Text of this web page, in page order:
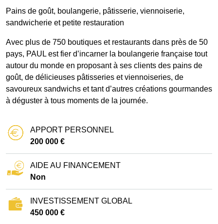
Pains de goût, boulangerie, pâtisserie, viennoiserie,
sandwicherie et petite restauration
Avec plus de 750 boutiques et restaurants dans près de 50
pays, PAUL est fier d’incarner la boulangerie française tout
autour du monde en proposant à ses clients des pains de
goût, de délicieuses pâtisseries et viennoiseries, de
savoureux sandwichs et tant d’autres créations gourmandes
à déguster à tous moments de la journée.
APPORT PERSONNEL
200 000 €
AIDE AU FINANCEMENT
Non
INVESTISSEMENT GLOBAL
450 000 €